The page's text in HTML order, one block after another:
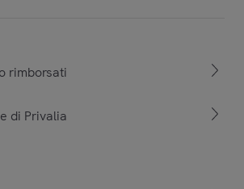
rimborsati
di Privalia